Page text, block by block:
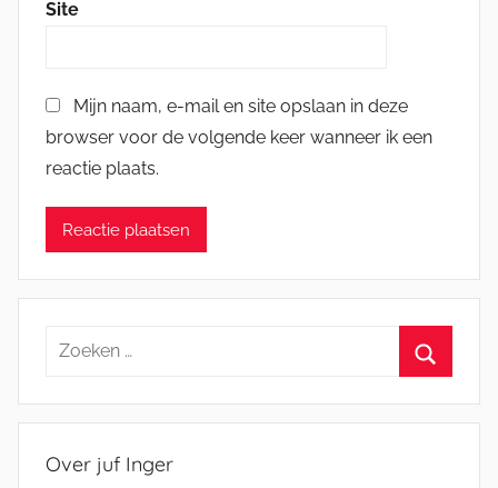
Site
Mijn naam, e-mail en site opslaan in deze
browser voor de volgende keer wanneer ik een
reactie plaats.
Zoeken
Over juf Inger